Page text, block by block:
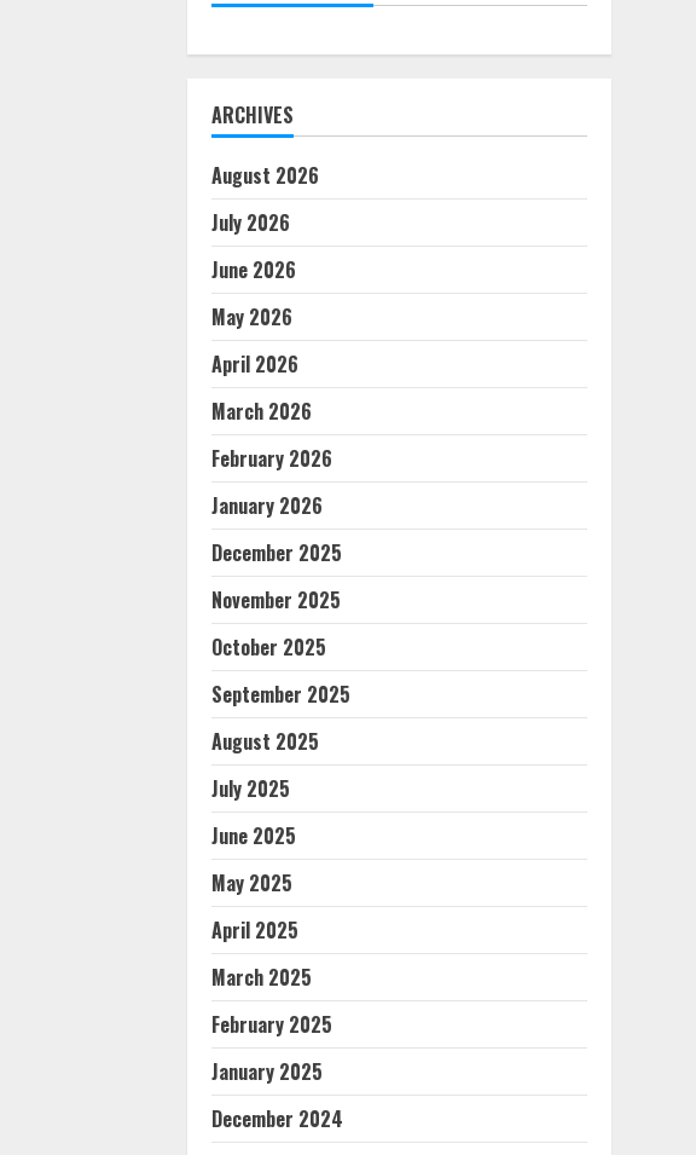
ARCHIVES
August 2026
July 2026
June 2026
May 2026
April 2026
March 2026
February 2026
January 2026
December 2025
November 2025
October 2025
September 2025
August 2025
July 2025
June 2025
May 2025
April 2025
March 2025
February 2025
January 2025
December 2024